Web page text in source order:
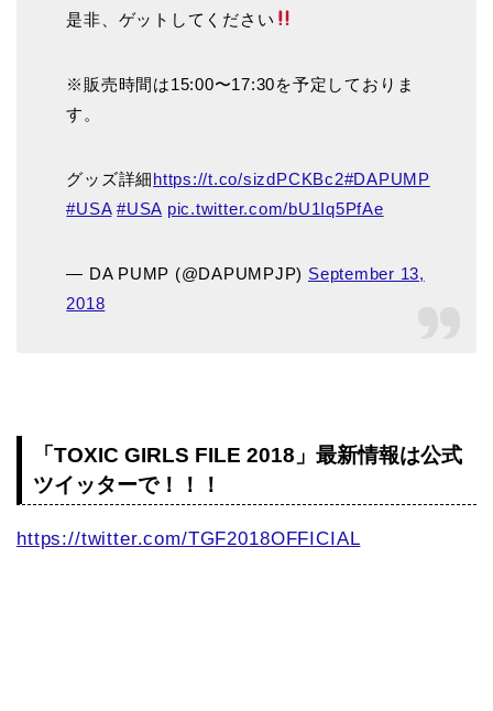
是非、ゲットしてください
※販売時間は15:00〜17:30を予定しておりま
す。
グッズ詳細https://t.co/sizdPCKBc2#DAPUMP
#USA #USA pic.twitter.com/bU1Iq5PfAe
— DA PUMP (@DAPUMPJP) September 13,
2018
「TOXIC GIRLS FILE 2018」最新情報は公式
ツイッターで！！！
https://twitter.com/TGF2018OFFICIAL